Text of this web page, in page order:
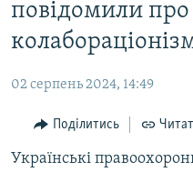
матеріалу
до
основної
навігації
Перейти
пошуку
ВІДЕО ТА ФОТО
БЛОГИ
ПОГЛЯД
ІНТЕРВ'Ю
повідомили про
02 серпень 2024, 14:49
Поділитись
Українські